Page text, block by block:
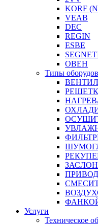
KORF
VEAB
DEC
REGIN
ESBE
ОВЕН
Типы
Услуги
Техническое